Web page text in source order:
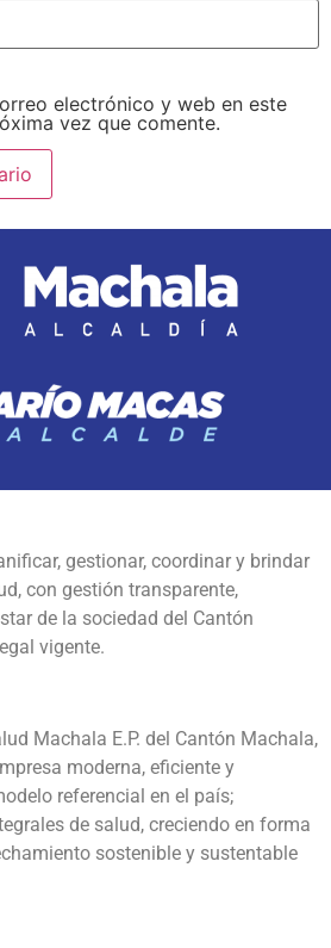
electrónico y web en este
vez que comente.
gestionar, coordinar y brindar
con gestión transparente,
de la sociedad del Cantón
vigente.
Machala E.P. del Cantón Machala,
moderna, eficiente y
referencial en el país;
de salud, creciendo en forma
sostenible y sustentable